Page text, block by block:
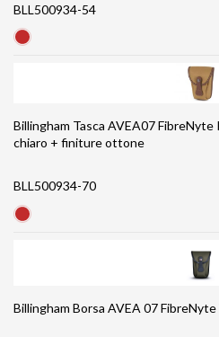
BLL500934-54
Billingham Tasca AVEA07
chiaro + finiture ottone
BLL500934-70
Billingham Borsa AVEA 07